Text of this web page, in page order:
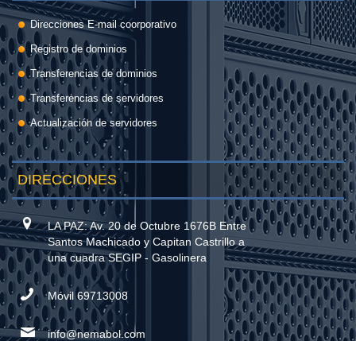
Direcciones E-mail coorporativo
Registro de dominios
Transferencias de dominios
Transferencias de servidores
Actualización de servidores
DIRECCIONES
LA PAZ: Av. 20 de Octubre 1676B Entre
Santos Machicado y Capitan Castrillo a
una cuadra SEGIP - Gasolinera
Móvil 69713008
info@nemabol.com